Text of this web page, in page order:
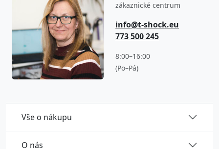
Vše o nákupu
O nás
zákaznické centrum
info@t-shock.eu
773 500 245
8:00–16:00
(Po–Pá)